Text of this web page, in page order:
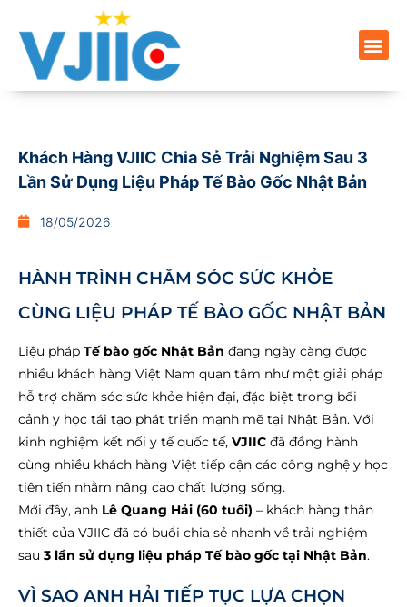
Khách Hàng VJIIC Chia Sẻ Trải Nghiệm Sau 3
Lần Sử Dụng Liệu Pháp Tế Bào Gốc Nhật Bản
18/05/2026
HÀNH TRÌNH CHĂM SÓC SỨC KHỎE
CÙNG LIỆU PHÁP TẾ BÀO GỐC NHẬT BẢN
Liệu pháp Tế bào gốc Nhật Bản đang ngày càng được
nhiều khách hàng Việt Nam quan tâm như một giải pháp
hỗ trợ chăm sóc sức khỏe hiện đại, đặc biệt trong bối
cảnh y học tái tạo phát triển mạnh mẽ tại Nhật Bản. Với
kinh nghiệm kết nối y tế quốc tế, VJIIC đã đồng hành
cùng nhiều khách hàng Việt tiếp cận các công nghệ y học
tiên tiến nhằm nâng cao chất lượng sống.
Mới đây, anh Lê Quang Hải (60 tuổi) – khách hàng thân
thiết của VJIIC đã có buổi chia sẻ nhanh về trải nghiệm
sau 3 lần sử dụng liệu pháp Tế bào gốc tại Nhật Bản.
VÌ SAO ANH HẢI TIẾP TỤC LỰA CHỌN